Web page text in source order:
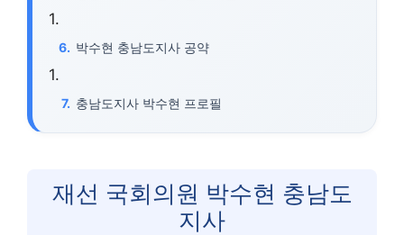
박수현 충남도지사 공약
충남도지사 박수현 프로필
재선 국회의원 박수현 충남도
지사